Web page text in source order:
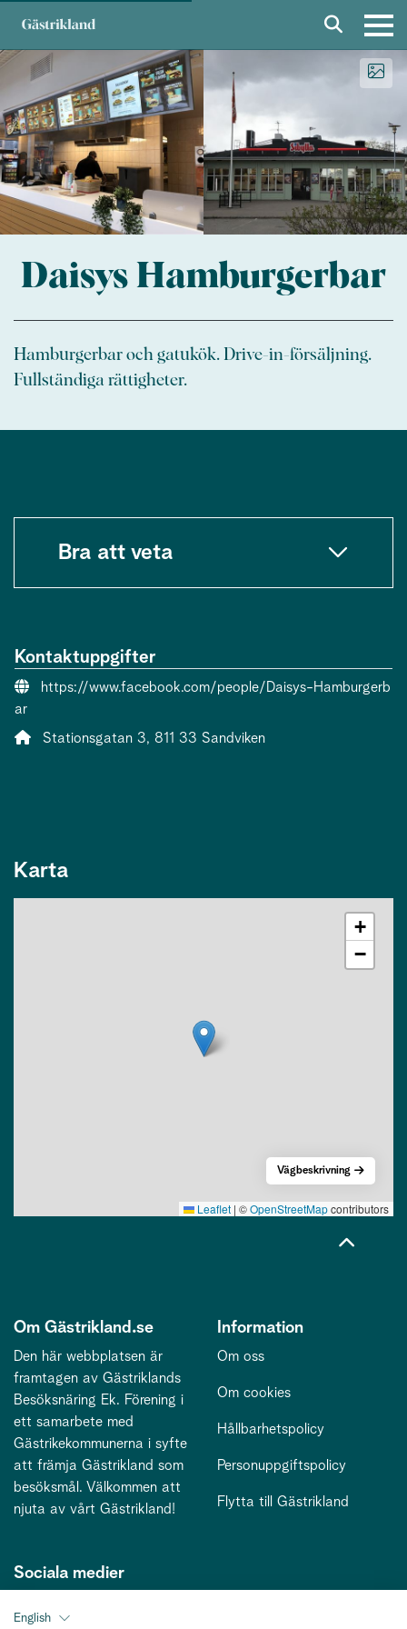
Daisys Hamburgerbar
Hamburgerbar och gatukök. Drive-in-försäljning.
Fullständiga rättigheter.
Bra att veta
Kontaktuppgifter
Webbsida:
https://www.facebook.com/people/Daisys-Hamburgerb
ar
Adress:
Stationsgatan 3, 811 33 Sandviken
Karta
+
−
Leaflet | ©OpenStreetMapcontributors
Vägbeskrivning
Om Gästrikland.se
Den här webbplatsen är
framtagen av Gästriklands
Besöksnäring Ek. Förening i
ett samarbete med
Gästrikekommunerna i syfte
att främja Gästrikland som
besöksmål. Välkommen att
njuta av vårt Gästrikland!
Information
Om oss
Om cookies
Hållbarhetspolicy
Personuppgiftspolicy
Flytta till Gästrikland
Sociala medier
English